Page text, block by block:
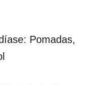
Pomadas,